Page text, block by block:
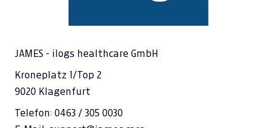
JAMES - ilogs healthcare GmbH
Kroneplatz 1/Top 2
9020 Klagenfurt
Telefon: 0463 / 305 0030